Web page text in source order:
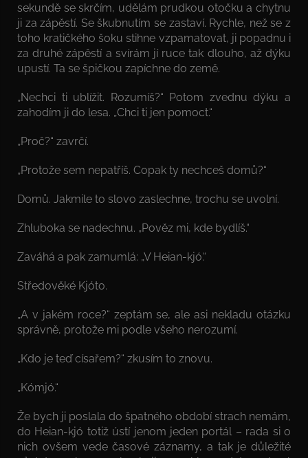
sekundě se skrčím, udělám prudkou otočku a chytnu
ji za zápěstí. Se škubnutím se zastaví. Rychle, než se z
toho kratičkého šoku stihne vzpamatovat, ji popadnu i
za druhé zápěstí a svírám jí ruce tak dlouho, až dýku
upustí. Ta se špičkou zapíchne do země.
„Nechci ti ublížit. Rozumíš?“ Potom zvednu dýku a
zahodím ji do lesa. „Chci ti jen pomoct.“
„Proč?“ zavrčí.
„Protože sem nepatříš. Copak ty nechceš domů?“
Domů. Jakmile to slovo zaslechne, trochu se uvolní.
Zhluboka se nadechnu. „Pověz mi, kde bydlíš.“
Zaváhá a pak zamumlá: „V Heian-kjó.“
Středověké Kjóto.
„A v jakém roce?“ zeptám se, ale asi nekladu otázku
správně, protože mi podle všeho nerozumí.
„Kdo je teď císařem?“ zkusím to znovu.
„Kómjó.“
Že bych ji poslala do špatného období strach nemám,
do Heian-kjó totiž ústí jenom jeden portál – rada si o
nich ovšem vede časové záznamy, a tak je důležité